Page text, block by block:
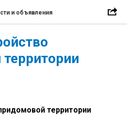
и объявления
территории